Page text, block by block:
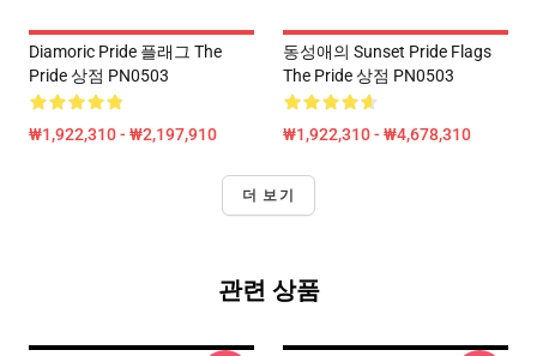
Diamoric Pride 플래그 The
Pride 상점 PN0503
₩1,922,310 - ₩2,197,910
동성애의 Sunset Pride Flags
The Pride 상점 PN0503
₩1,922,310 - ₩4,678,310
더 보기
관련 상품